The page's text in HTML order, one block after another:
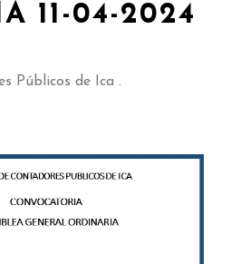
11-04-2024
Públicos de Ica .